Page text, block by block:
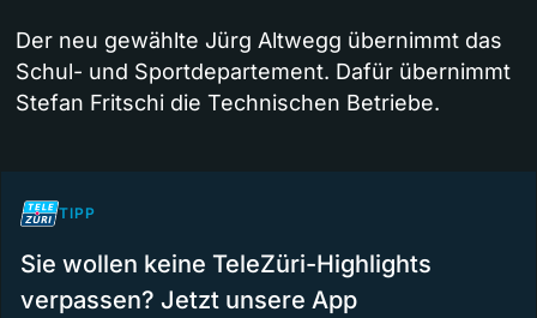
Der neu gewählte Jürg Altwegg übernimmt das
Schul- und Sportdepartement. Dafür übernimmt
Stefan Fritschi die Technischen Betriebe.
TIPP
Sie wollen keine TeleZüri-Highlights
verpassen? Jetzt unsere App